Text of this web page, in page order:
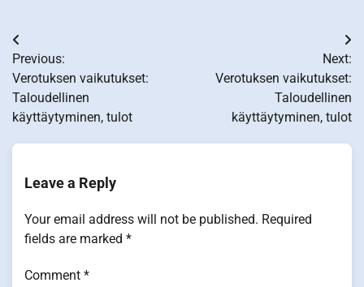
Post
navigation
Previous:
Verotuksen vaikutukset:
Taloudellinen
käyttäytyminen, tulot
Next:
Verotuksen vaikutukset:
Taloudellinen
käyttäytyminen, tulot
Leave a Reply
Your email address will not be published. Required
fields are marked *
Comment *